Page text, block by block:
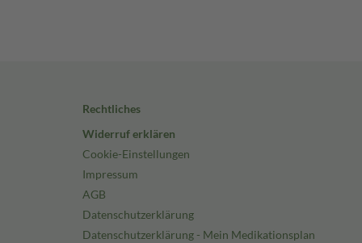
Rechtliches
Widerruf erklären
Cookie-Einstellungen
Impressum
AGB
Datenschutzerklärung
Datenschutzerklärung - Mein Medikationsplan